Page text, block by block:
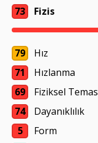
73 Fizis
79
Hız
71
Hızlanma
69
Fiziksel Temas
74
Dayanıklılık
5
Form